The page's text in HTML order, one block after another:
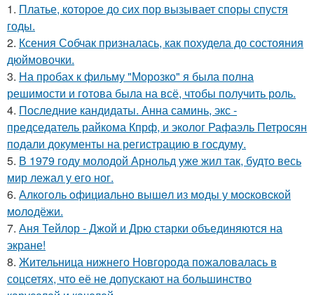
1. Платье, которое до сих пор вызывает споры спустя
годы.
2. Ксения Собчак призналась, как похудела до состояния
дюймовочки.
3. На пробах к фильму "Морозко" я была полна
решимости и готова была на всё, чтобы получить роль.
4. Последние кандидаты. Анна саминь, экс -
председатель райкома Кпрф, и эколог Рафаэль Петросян
подали документы на регистрацию в госдуму.
5. В 1979 году молодой Арнольд уже жил так, будто весь
мир лежал у его ног.
6. Алкoгoль oфициaльнo вышeл из мoды у мocкoвcкoй
мoлoдёжи.
7. Аня Тейлор - Джой и Дрю старки объединяются на
экране!
8. Жительница нижнего Новгорода пожаловалась в
соцсетях, что её не допускают на большинство